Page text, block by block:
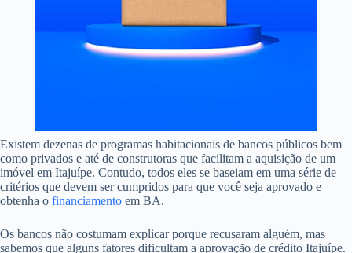
Existem dezenas de programas habitacionais de bancos públicos bem
como privados e até de construtoras que facilitam a aquisição de um
imóvel em Itajuípe. Contudo, todos eles se baseiam em uma série de
critérios que devem ser cumpridos para que você seja aprovado e
obtenha o financiamento em BA.
Os bancos não costumam explicar porque recusaram alguém, mas
sabemos que alguns fatores dificultam a aprovação de crédito Itajuípe.